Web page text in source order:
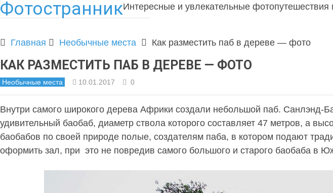
ФотостранникИнтересные и увлекательные фотопутешествия
Главная Необычные места Как разместить паб в дереве — фото
КАК РАЗМЕСТИТЬ ПАБ В ДЕРЕВЕ — ФОТО
Необычные места 10.01.2017 0
Внутри самого широкого дерева Африки создали небольшой паб. Санлэнд-
удивительный баобаб, диаметр ствола которого составляет 47 метров, а
баобабов по своей природе полые, создателям паба, в котором подают
оформить зал, при это не повредив самого большого и старого баобаба в